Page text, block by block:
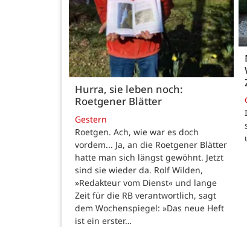
Hurra, sie leben noch:
Roetgener Blätter
Gestern
Roetgen. Ach, wie war es doch
vordem... Ja, an die Roetgener Blätter
hatte man sich längst gewöhnt. Jetzt
sind sie wieder da. Rolf Wilden,
»Redakteur vom Dienst« und lange
Zeit für die RB verantwortlich, sagt
dem Wochenspiegel: »Das neue Heft
ist ein erster…